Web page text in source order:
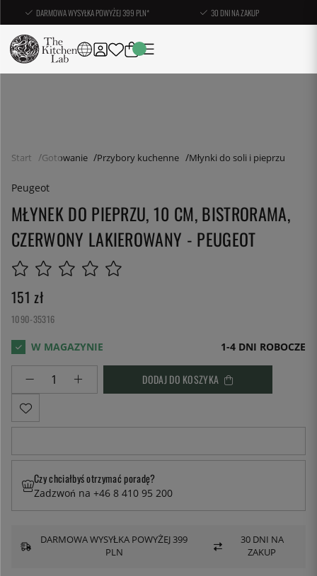
DARMOWA WYSYŁKA POWYŻEJ 399 PLN* 30 DNI NA ZAKUP
Start Gotowanie Przybory kuchenne Młynki do soli i pieprzu
Peugeot
MŁYNEK DO PIEPRZU, 10 CM, BISTRORAMA,
CZERWONY LAKIEROWANY - PEUGEOT
151 zł
1090-35316
1-4 DNI ROBOCZE
DODAJ DO KOSZYKA
Czy chciałbyś otrzymać poradę?
Zadzwoń na +46 8 410 95 200
DARMOWA WYSYŁKA POWYŻEJ 399
PLN
30 DNI NA
ZAKUP